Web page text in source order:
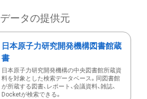
データの提供元
日本原子力研究開発機構図書館蔵
書
日本原子力研究開発機構の中央図書館所蔵資
料を対象とした検索データベース。同図書館
が所蔵する図書、レポート、会議資料、雑誌、
Docketが検索できる。